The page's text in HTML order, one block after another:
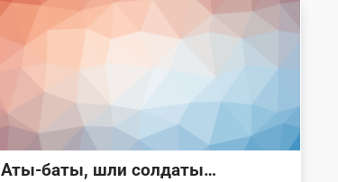
Аты-баты, шли солдаты…